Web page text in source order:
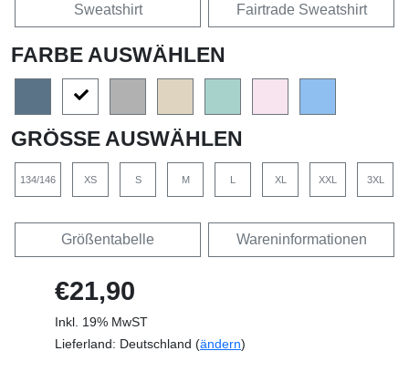
Sweatshirt Fairtrade Sweatshirt
FARBE AUSWÄHLEN
GRÖSSE AUSWÄHLEN
134/146 XS S M L XL XXL 3XL
Größentabelle Wareninformationen
€21,90
Inkl. 19% MwST
Lieferland: Deutschland (ändern)